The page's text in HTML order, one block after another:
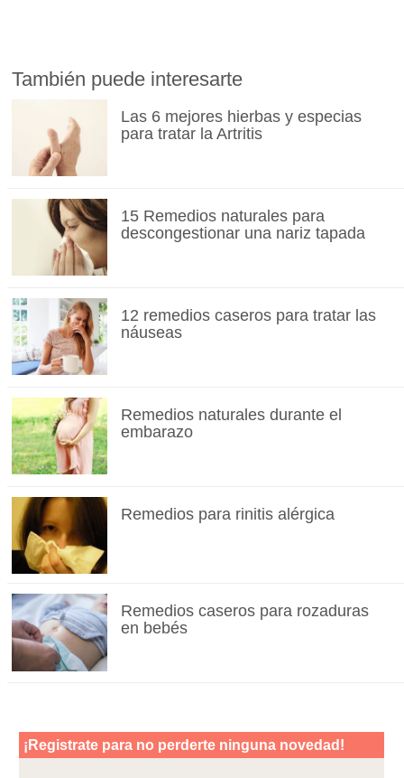
También puede interesarte
Las 6 mejores hierbas y especias
para tratar la Artritis
15 Remedios naturales para
descongestionar una nariz tapada
12 remedios caseros para tratar las
náuseas
Remedios naturales durante el
embarazo
Remedios para rinitis alérgica
Remedios caseros para rozaduras
en bebés